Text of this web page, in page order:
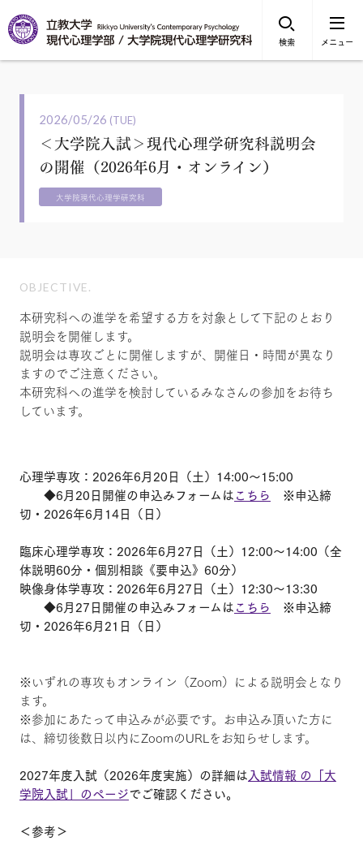
検索 メニュー
2026/05/26 (TUE)
＜大学院入試＞現代心理学研究科説明会
の開催（2026年6月・オンライン）
大学院現代心理学研究科
OBJECTIVE.
本研究科への進学を希望する方を対象として下記のとおり
説明会を開催します。
説明会は専攻ごとに開催しますが、開催日・時間が異なり
ますのでご注意ください。
本研究科への進学を検討しているみなさんの参加をお待ち
しています。
心理学専攻：2026年6月20日（土）14:00～15:00
◆6月20日開催の申込みフォームはこちら ※申込締
切・2026年6月14日（日）
臨床心理学専攻：2026年6月27日（土）12:00～14:00（全
体説明60分・個別相談《要申込》60分）
映像身体学専攻：2026年6月27日（土）12:30～13:30
◆6月27日開催の申込みフォームはこちら ※申込締
切・2026年6月21日（日）
※いずれの専攻もオンライン（Zoom）による説明会となり
ます。
※参加にあたって申込みが必要です。お申込み頂いた方に
は、締切後数日以内にZoomのURLをお知らせします。
2027年度入試（2026年度実施）の詳細は入試情報 の「大
学院入試」のページでご確認ください。
＜参考＞